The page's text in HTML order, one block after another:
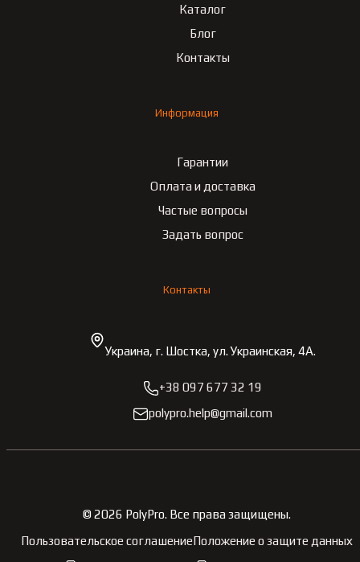
Каталог
Блог
Контакты
Информация
Гарантии
Оплата и доставка
Частые вопросы
Задать вопрос
Контакты
Украина, г. Шостка, ул. Украинская, 4А.
+38 097 677 32 19
polypro.help@gmail.com
© 2026 PolyPro. Все права защищены.
Пользовательское соглашениеПоложение о защите данных